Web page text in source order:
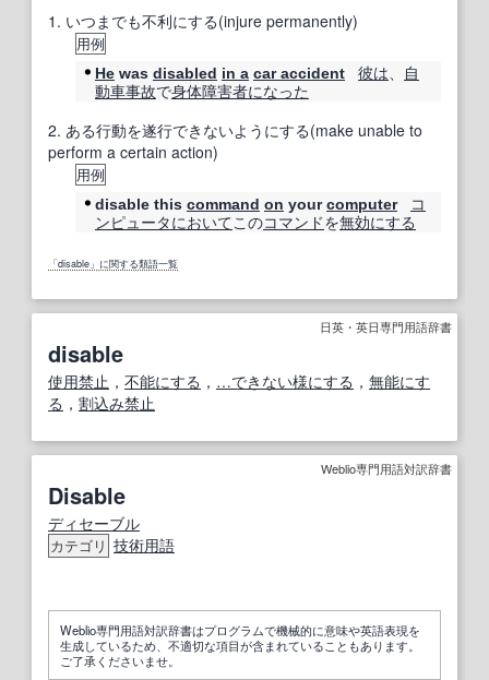
1. いつまでも不利にする(injure permanently)
用例
He was disabled in a car accident 彼は、 自
動車事故で身体障害者になった
2. ある行動を遂行できないようにする(make unable to
perform a certain action)
用例
disable this command on yourcomputer
コ
ンピュータにおいてこのコマンドを無効にする
「disable」に関する類語一覧
日英・英日専門用語辞書
disable
使用禁止 ， 不能にする ， …できない様にする ， 無能にす
る ， 割込み禁止
Weblio専門用語対訳辞書
Disable
ディセーブル
カテゴリ 技術用語
Weblio専門用語対訳辞書はプログラムで機械的に意味や英語表現を
生成しているため、不適切な項目が含まれていることもあります。
ご了承くださいませ。